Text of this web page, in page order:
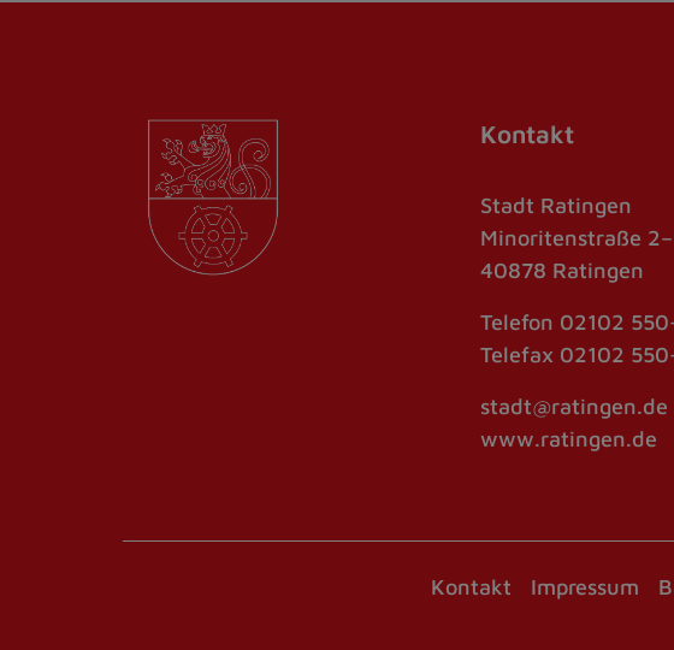
Kontakt
Stadt Ratingen
Minoritenstraße
40878 Ratingen
Telefon 02102
Telefax 02102
stadt@ratingen.de
www.ratingen.de
Kontakt Impressum